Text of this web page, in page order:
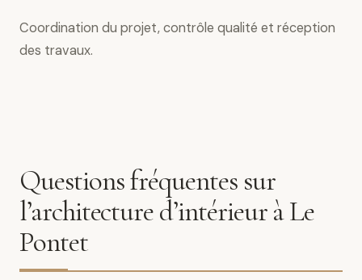
Coordination du projet, contrôle qualité et réception
des travaux.
Questions fréquentes sur
l’architecture d’intérieur à Le
Pontet